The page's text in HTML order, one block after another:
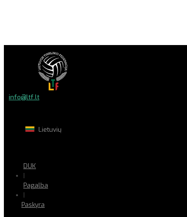
info@ltf.lt
Lietuvių
DUK
|
Pagalba
|
Paskyra